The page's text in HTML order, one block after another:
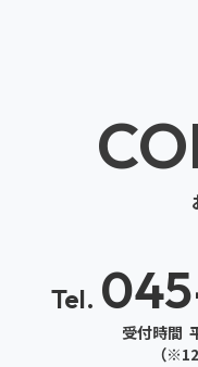
Tel.
受付時間
（